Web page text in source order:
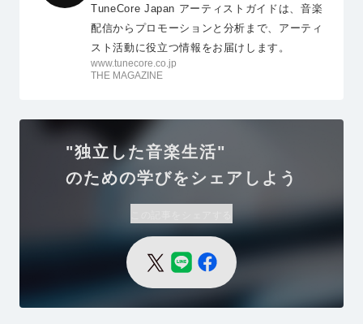
TuneCore Japan アーティストガイドは、音楽
配信からプロモーションと分析まで、アーティ
スト活動に役立つ情報をお届けします。
www.tunecore.co.jp
THE MAGAZINE
"独立した音楽生活"
のための学びをシェアしよう